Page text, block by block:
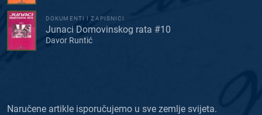
DOKUMENTI I ZAPISNICI
Junaci Domovinskog rata #10
Davor Runtić
Naručene artikle isporučujemo u sve zemlje svijeta.